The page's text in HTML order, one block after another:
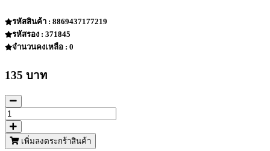
รหัสสินค้า : 8869437177219
รหัสรอง : 371845
จำนวนคงเหลือ : 0
135 บาท
เพิ่มลงตระกร้าสินค้า